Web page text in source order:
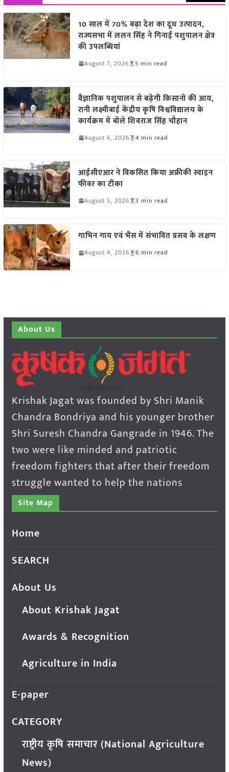
10 साल में 70% बढ़ा देश का दूध उत्पादन,
राज्यसभा में ललन सिंह ने गिनाईं पशुपालन क्षेत्र
की उपलब्धियां
August 7, 2026 5 min read
वैज्ञानिक पशुपालन से बढ़ेगी किसानों की आय,
रानी लक्ष्मीबाई केंद्रीय कृषि विश्वविद्यालय के
कार्यक्रम में बोले शिवराज सिंह चौहान
August 6, 2026 4 min read
आईसीएआर ने विकसित किया अफ्रीकी स्वाइन
फीवर का टीका
August 5, 2026 3 min read
गाभिन गाय एवं भैंस में संभावित प्रसव के लक्षण
August 4, 2026 6 min read
About Us
Krishak Jagat was founded by Shri Manik
Chandra Bondriya and his younger brother
Shri Suresh Chandra Gangrade in 1946. The
two were like minded and patriotic
freedom fighters that after their freedom
struggle wanted to help the nations
Site Map
Home
SEARCH
About Us
About Krishak Jagat
Awards & Recognition
Agriculture in India
E-paper
CATEGORY
राष्ट्रीय कृषि समाचार (National Agriculture
News)